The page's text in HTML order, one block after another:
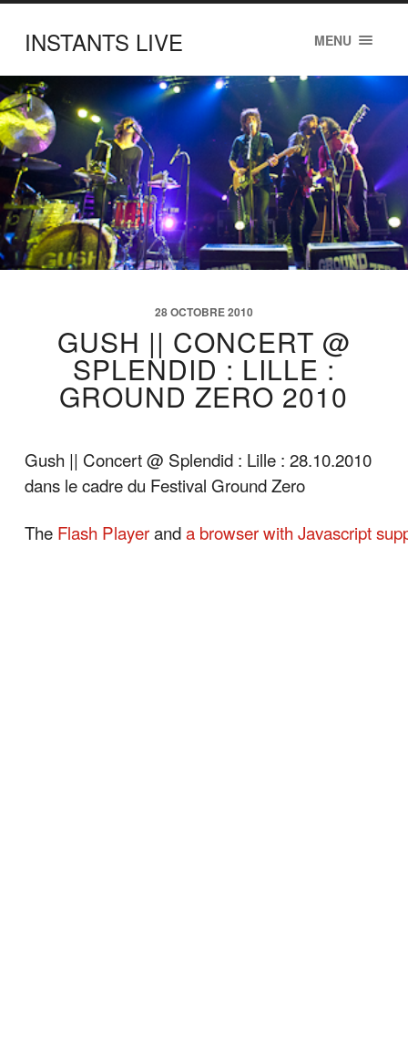
INSTANTS LIVE MENU
28 OCTOBRE 2010
GUSH || CONCERT @
SPLENDID : LILLE :
GROUND ZERO 2010
Gush || Concert @ Splendid : Lille : 28.10.2010
dans le cadre du Festival Ground Zero
The Flash Playeranda browser with Javascript